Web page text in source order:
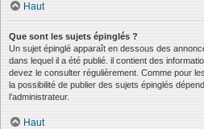
Haut
Que sont les sujets épinglés ?
Un sujet épinglé apparaît en dessous des
dans lequel il a été publié. il contient des
devez le consulter régulièrement. Comme pour
la possibilité de publier des sujets épinglés
l’administrateur.
Haut